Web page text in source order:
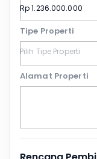
Tipe Properti
Alamat Properti